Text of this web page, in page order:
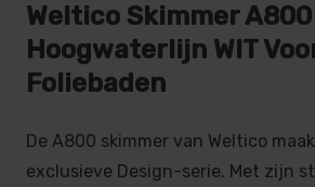
Weltico Skimmer A800
Hoogwaterlijn WIT
Foliebaden
De A800 skimmer van Weltico
exclusieve Design-serie. Met zijn